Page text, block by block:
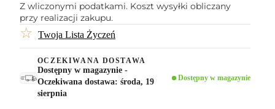
Z wliczonymi podatkami. Koszt wysyłki obliczany
przy realizacji zakupu.
☆ Twoja Lista Życzeń
OCZEKIWANA DOSTAWA
Dostępny w magazynie -
Oczekiwana dostawa: środa, 19
sierpnia
Dostępny w magazynie